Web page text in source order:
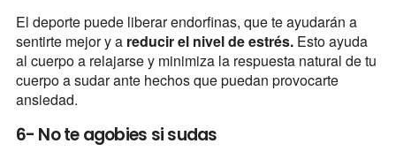
El deporte puede liberar endorfinas, que te ayudarán a
sentirte mejor y a reducir el nivel de estrés.Esto ayuda
al cuerpo a relajarse y minimiza la respuesta natural de tu
cuerpo a sudar ante hechos que puedan provocarte
ansiedad.
6- No te agobies si sudas